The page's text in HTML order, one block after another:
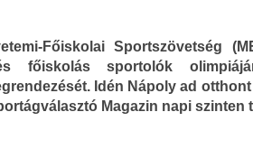
Főiskolai Sportszövetség
főiskolás sportolók
Idén Nápoly ad
Magazin napi szinten